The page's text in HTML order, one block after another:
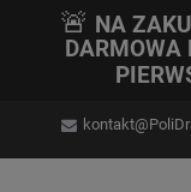
🚨 NA
DARMOWA